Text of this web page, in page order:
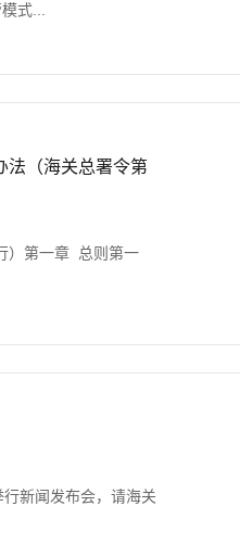
式...
法（海关总署令第
）第一章 总则第一
新闻发布会，请海关